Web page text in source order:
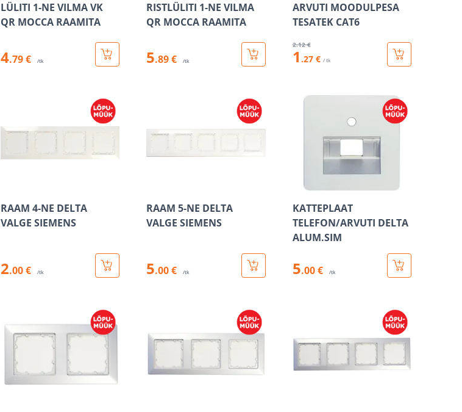
LÜLITI 1-NE VILMA VK
QR MOCCA RAAMITA
4.79 € /tk
RISTLÜLITI 1-NE VILMA
QR MOCCA RAAMITA
5.89 € /tk
ARVUTI MOODULPESA
TESATEK CAT6
2.12 €
1 .27 € / tk
RAAM 4-NE DELTA
VALGE SIEMENS
2.00 € /tk
RAAM 5-NE DELTA
VALGE SIEMENS
5.00 € /tk
KATTEPLAAT
TELEFON/ARVUTI DELTA
ALUM.SIM
5.00 € /tk